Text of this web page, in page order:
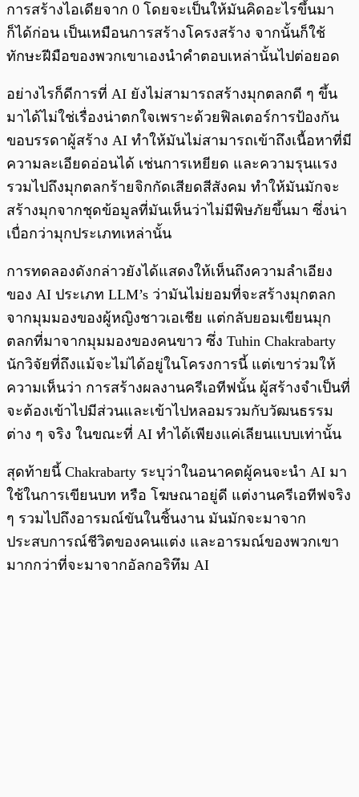
การสร้างไอเดียจาก 0 โดยจะเป็นให้มันคิดอะไรขึ้นมา
ก็ได้ก่อน เป็นเหมือนการสร้างโครงสร้าง จากนั้นก็ใช้
ทักษะฝีมือของพวกเขาเองนำคำตอบเหล่านั้นไปต่อยอด
อย่างไรก็ดีการที่ AI ยังไม่สามารถสร้างมุกตลกดี ๆ ขึ้น
มาได้ไม่ใช่เรื่องน่าตกใจเพราะด้วยฟิลเตอร์การป้องกัน
ขอบรรดาผู้สร้าง AI ทำให้มันไม่สามารถเข้าถึงเนื้อหาที่มี
ความละเอียดอ่อนได้ เช่นการเหยียด และความรุนแรง
รวมไปถึงมุกตลกร้ายจิกกัดเสียดสีสังคม ทำให้มันมักจะ
สร้างมุกจากชุดข้อมูลที่มันเห็นว่าไม่มีพิษภัยขึ้นมา ซึ่งน่า
เบื่อกว่ามุกประเภทเหล่านั้น
การทดลองดังกล่าวยังได้แสดงให้เห็นถึงความลำเอียง
ของ AI ประเภท LLM’s ว่ามันไม่ยอมที่จะสร้างมุกตลก
จากมุมมองของผู้หญิงชาวเอเชีย แต่กลับยอมเขียนมุก
ตลกที่มาจากมุมมองของคนขาว ซึ่ง Tuhin Chakrabarty
นักวิจัยที่ถึงแม้จะไม่ได้อยู่ในโครงการนี้ แต่เขาร่วมให้
ความเห็นว่า การสร้างผลงานครีเอทีฟนั้น ผู้สร้างจำเป็นที่
จะต้องเข้าไปมีส่วนและเข้าไปหลอมรวมกับวัฒนธรรม
ต่าง ๆ จริง ในขณะที่ AI ทำได้เพียงแค่เลียนแบบเท่านั้น
สุดท้ายนี้ Chakrabarty ระบุว่าในอนาคตผู้คนจะนำ AI มา
ใช้ในการเขียนบท หรือ โฆษณาอยู่ดี แต่งานครีเอทีฟจริง
ๆ รวมไปถึงอารมณ์ขันในชิ้นงาน มันมักจะมาจาก
ประสบการณ์ชีวิตของคนแต่ง และอารมณ์ของพวกเขา
มากกว่าที่จะมาจากอัลกอริทึม AI